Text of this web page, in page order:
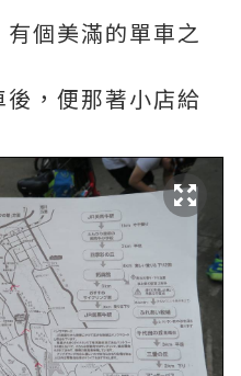
個美滿的單車之
，便那著小店給